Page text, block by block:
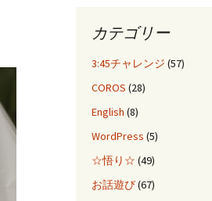
カテゴリー
3:45チャレンジ (57)
COROS (28)
English (8)
WordPress (5)
☆悟り☆ (49)
お話遊び(67)